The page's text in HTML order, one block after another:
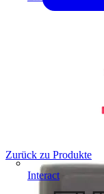
Interact
Zurück zu Produkte